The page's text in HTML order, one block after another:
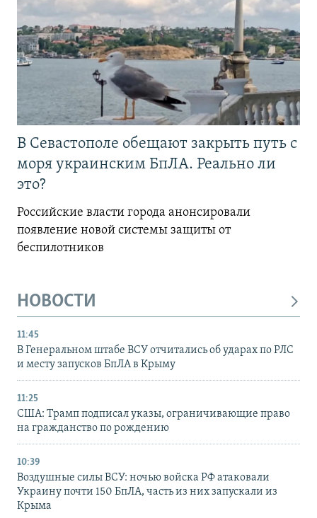
В Севастополе обещают закрыть путь с
моря украинским БпЛА. Реально ли
это?
Российские власти города анонсировали
появление новой системы защиты от
беспилотников
НОВОСТИ
11:45
В Генеральном штабе ВСУ отчитались об ударах по РЛС
и месту запусков БпЛА в Крыму
11:25
США: Трамп подписал указы, ограничивающие право
на гражданство по рождению
10:39
Воздушные силы ВСУ: ночью войска РФ атаковали
Украину почти 150 БпЛА, часть из них запускали из
Крыма